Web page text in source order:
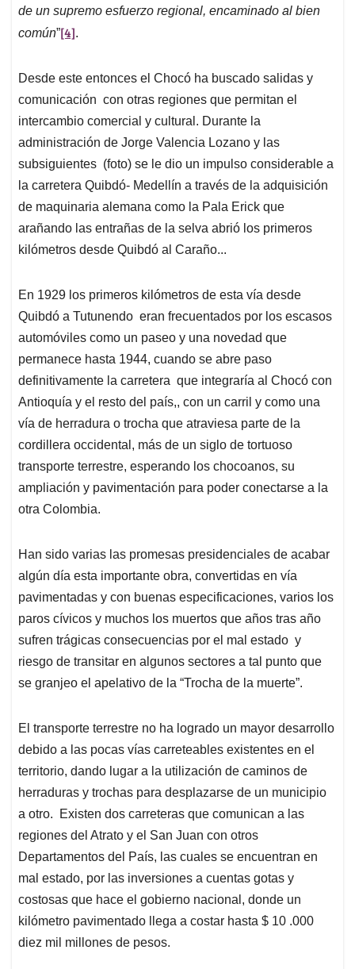
de un supremo esfuerzo regional, encaminado al bien
común”[4].
Desde este entonces el Chocó ha buscado salidas y
comunicación con otras regiones que permitan el
intercambio comercial y cultural. Durante la
administración de Jorge Valencia Lozano y las
subsiguientes (foto) se le dio un impulso considerable a
la carretera Quibdó- Medellín a través de la adquisición
de maquinaria alemana como la Pala Erick que
arañando las entrañas de la selva abrió los primeros
kilómetros desde Quibdó al Caraño...
En 1929 los primeros kilómetros de esta vía desde
Quibdó a Tutunendo eran frecuentados por los escasos
automóviles como un paseo y una novedad que
permanece hasta 1944, cuando se abre paso
definitivamente la carretera que integraría al Chocó con
Antioquía y el resto del país,, con un carril y como una
vía de herradura o trocha que atraviesa parte de la
cordillera occidental, más de un siglo de tortuoso
transporte terrestre, esperando los chocoanos, su
ampliación y pavimentación para poder conectarse a la
otra Colombia.
Han sido varias las promesas presidenciales de acabar
algún día esta importante obra, convertidas en vía
pavimentadas y con buenas especificaciones, varios los
paros cívicos y muchos los muertos que años tras año
sufren trágicas consecuencias por el mal estado y
riesgo de transitar en algunos sectores a tal punto que
se granjeo el apelativo de la “Trocha de la muerte”.
El transporte terrestre no ha logrado un mayor desarrollo
debido a las pocas vías carreteables existentes en el
territorio, dando lugar a la utilización de caminos de
herraduras y trochas para desplazarse de un municipio
a otro. Existen dos carreteras que comunican a las
regiones del Atrato y el San Juan con otros
Departamentos del País, las cuales se encuentran en
mal estado, por las inversiones a cuentas gotas y
costosas que hace el gobierno nacional, donde un
kilómetro pavimentado llega a costar hasta $ 10 .000
diez mil millones de pesos.